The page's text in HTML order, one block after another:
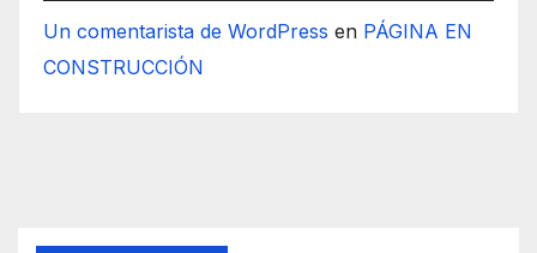
Un comentarista de WordPress en PÁGINA EN
CONSTRUCCIÓN